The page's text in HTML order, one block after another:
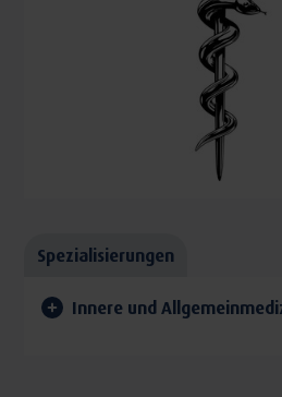
Spezialisierungen
Innere und